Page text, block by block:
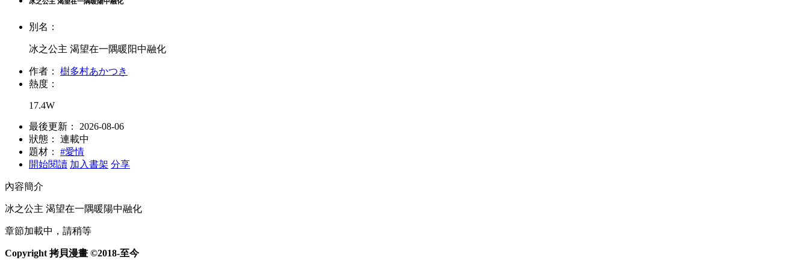
別名：
冰之公主 渴望在一隅暖阳中融化
作者：
樹多村あかつき
熱度：
17.4W
最後更新：
2026-08-06
狀態：
連載中
題材：
#愛情
開始閱讀 加入書架 分享
內容簡介
冰之公主 渴望在一隅暖陽中融化
章節加載中，請稍等
Copyright 拷貝漫畫 ©2018-至今